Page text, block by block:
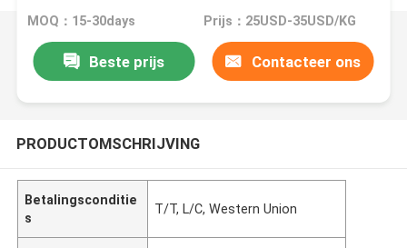
MOQ：15-30days Prijs：25USD-35USD/KG
Beste prijs Contacteer ons
PRODUCTOMSCHRIJVING
Betalingsconditie
s
T/T, L/C, Western Union